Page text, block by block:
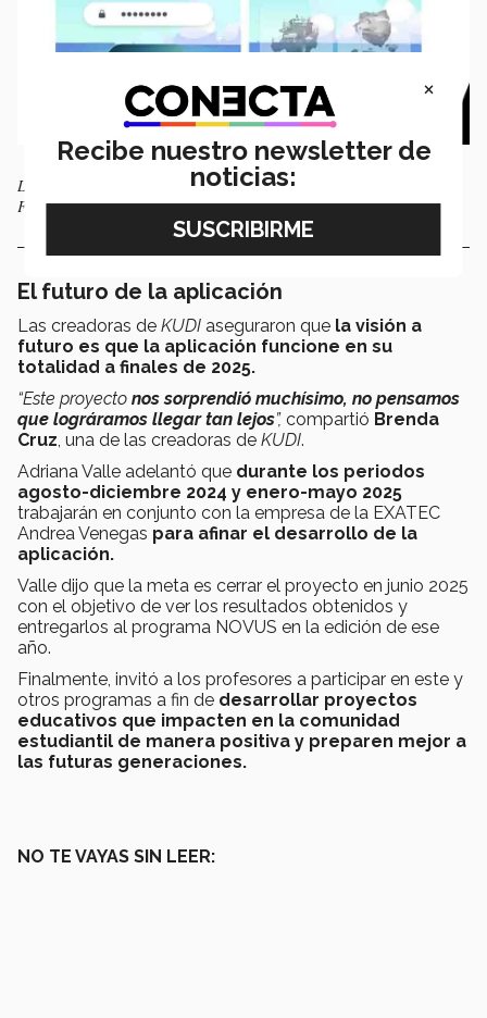
La perspectiva es que KUDI funcione en su totalidad a finales de 2025.
Foto: Cortesía de Brenda Cruz
El futuro de la aplicación
Las creadoras de KUDI aseguraron que la visión a
futuro es que la aplicación funcione en su
totalidad a finales de 2025.
“Este proyecto nos sorprendió muchísimo, no pensamos
que lográramos llegar tan lejos”, compartió Brenda
Cruz , una de las creadoras de KUDI.
Adriana Valle adelantó que durante los periodos
agosto-diciembre 2024 y enero-mayo 2025
trabajarán en conjunto con la empresa de la EXATEC
Andrea Venegas para afinar el desarrollo de la
aplicación.
Valle dijo que la meta es cerrar el proyecto en junio 2025
con el objetivo de ver los resultados obtenidos y
entregarlos al programa NOVUS en la edición de ese
año.
Finalmente, invitó a los profesores a participar en este y
otros programas a fin de desarrollar proyectos
educativos que impacten en la comunidad
estudiantil de manera positiva y preparen mejor a
las futuras generaciones.
NO TE VAYAS SIN LEER:
×
Recibe nuestro newsletter de
noticias: